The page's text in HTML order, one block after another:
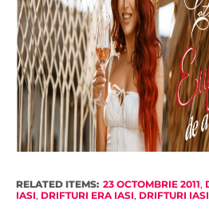
RELATED ITEMS: 23 OCTOMBRIE 2011,
IASI, DRIFTURI ERA IASI, DRIFTURI IASI